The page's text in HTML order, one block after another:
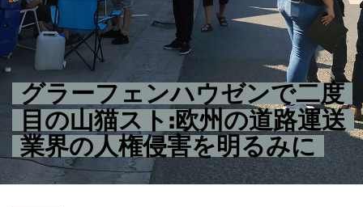
グラーフェンハウゼンで二度
目の山猫スト:欧州の道路運送
業界の人権侵害を明るみに